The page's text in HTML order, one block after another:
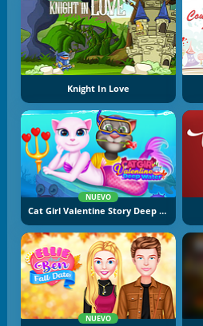
Knight In Love
NUEVO
Cat Girl Valentine Story Deep Sea
NUEVO